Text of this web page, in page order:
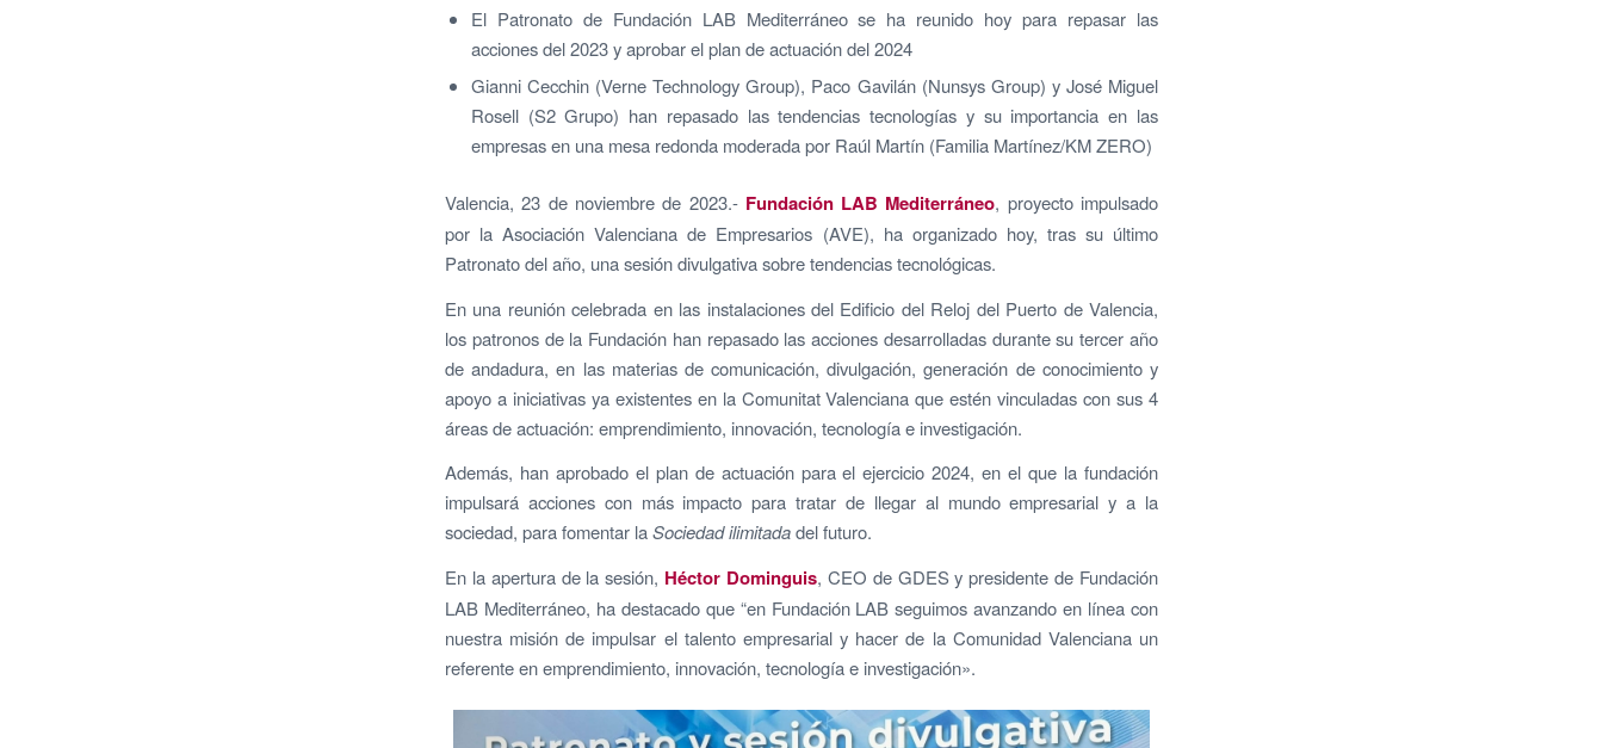
El Patronato de Fundación LAB Mediterráneo se ha reunido hoy para repasar las
acciones del 2023 y aprobar el plan de actuación del 2024
Gianni Cecchin (Verne Technology Group), Paco Gavilán (Nunsys Group) y José Miguel
Rosell (S2 Grupo) han repasado las tendencias tecnologías y su importancia en las
empresas en una mesa redonda moderada por Raúl Martín (Familia Martínez/KM ZERO)
Valencia, 23 de noviembre de 2023.- Fundación LAB Mediterráneo, proyecto impulsado
por la Asociación Valenciana de Empresarios (AVE), ha organizado hoy, tras su último
Patronato del año, una sesión divulgativa sobre tendencias tecnológicas.
En una reunión celebrada en las instalaciones del Edificio del Reloj del Puerto de Valencia,
los patronos de la Fundación han repasado las acciones desarrolladas durante su tercer año
de andadura, en las materias de comunicación, divulgación, generación de conocimiento y
apoyo a iniciativas ya existentes en la Comunitat Valenciana que estén vinculadas con sus 4
áreas de actuación: emprendimiento, innovación, tecnología e investigación.
Además, han aprobado el plan de actuación para el ejercicio 2024, en el que la fundación
impulsará acciones con más impacto para tratar de llegar al mundo empresarial y a la
sociedad, para fomentar laSociedad ilimitadadel futuro.
En la apertura de la sesión, Héctor Dominguis, CEO de GDES y presidente de Fundación
LAB Mediterráneo, ha destacado que “en Fundación LAB seguimos avanzando en línea con
nuestra misión de impulsar el talento empresarial y hacer de la Comunidad Valenciana un
referente en emprendimiento, innovación, tecnología e investigación».